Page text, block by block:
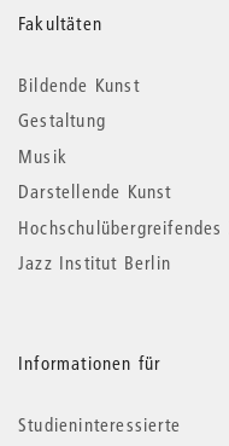
Weitere
Informationen
Fakultäten
Bildende Kunst
Gestaltung
Musik
Darstellende Kunst
Hochschulübergreifendes
Jazz Institut Berlin
Informationen für
Studieninteressierte